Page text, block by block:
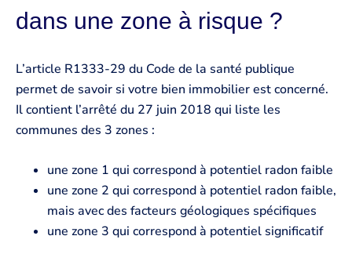
dans une zone à risque ?
L’article R1333-29 du Code de la santé publique
permet de savoir si votre bien immobilier est concerné.
Il contient l’arrêté du 27 juin 2018 qui liste les
communes des 3 zones :
une zone 1 qui correspond à potentiel radon faible
une zone 2 qui correspond à potentiel radon faible,
mais avec des facteurs géologiques spécifiques
une zone 3 qui correspond à potentiel significatif